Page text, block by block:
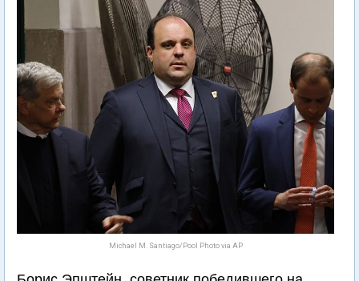
Michael M. Santiago/Pool Photo via AP